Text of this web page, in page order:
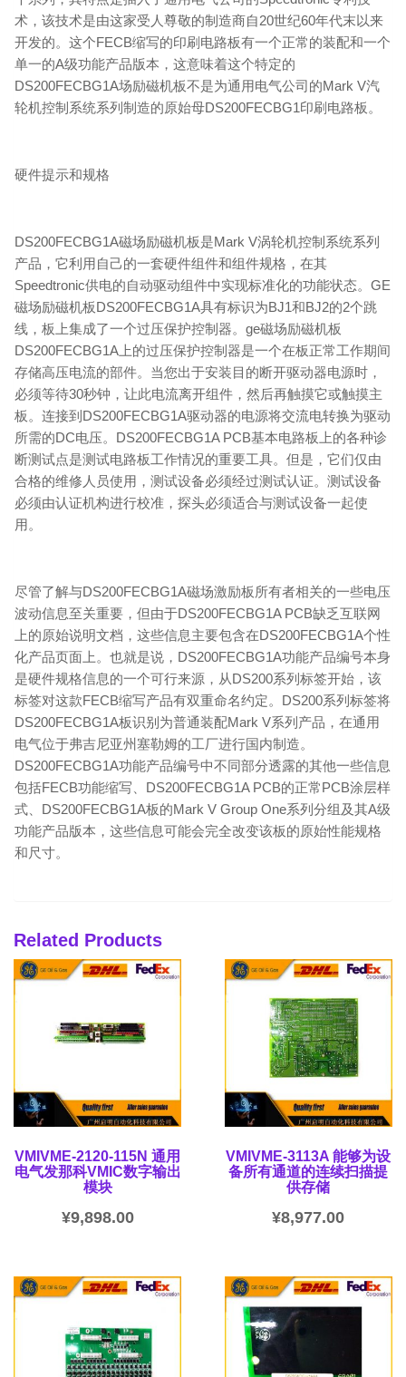
术，该技术是由这家受人尊敬的制造商自20世纪60年代末以来
开发的。这个FECB缩写的印刷电路板有一个正常的装配和一个
单一的A级功能产品版本，这意味着这个特定的
DS200FECBG1A场励磁机板不是为通用电气公司的Mark V汽
轮机控制系统系列制造的原始母DS200FECBG1印刷电路板。
硬件提示和规格
DS200FECBG1A磁场励磁机板是Mark V涡轮机控制系统系列
产品，它利用自己的一套硬件组件和组件规格，在其
Speedtronic供电的自动驱动组件中实现标准化的功能状态。GE
磁场励磁机板DS200FECBG1A具有标识为BJ1和BJ2的2个跳
线，板上集成了一个过压保护控制器。ge磁场励磁机板
DS200FECBG1A上的过压保护控制器是一个在板正常工作期间
存储高压电流的部件。当您出于安装目的断开驱动器电源时，
必须等待30秒钟，让此电流离开组件，然后再触摸它或触摸主
板。连接到DS200FECBG1A驱动器的电源将交流电转换为驱动
所需的DC电压。DS200FECBG1A PCB基本电路板上的各种诊
断测试点是测试电路板工作情况的重要工具。但是，它们仅由
合格的维修人员使用，测试设备必须经过测试认证。测试设备
必须由认证机构进行校准，探头必须适合与测试设备一起使
用。
尽管了解与DS200FECBG1A磁场激励板所有者相关的一些电压
波动信息至关重要，但由于DS200FECBG1A PCB缺乏互联网
上的原始说明文档，这些信息主要包含在DS200FECBG1A个性
化产品页面上。也就是说，DS200FECBG1A功能产品编号本身
是硬件规格信息的一个可行来源，从DS200系列标签开始，该
标签对这款FECB缩写产品有双重命名约定。DS200系列标签将
DS200FECBG1A板识别为普通装配Mark V系列产品，在通用
电气位于弗吉尼亚州塞勒姆的工厂进行国内制造。
DS200FECBG1A功能产品编号中不同部分透露的其他一些信息
包括FECB功能缩写、DS200FECBG1A PCB的正常PCB涂层样
式、DS200FECBG1A板的Mark V Group One系列分组及其A级
功能产品版本，这些信息可能会完全改变该板的原始性能规格
和尺寸。
Related Products
VMIVME-2120-115N 通用
电气发那科VMIC数字输出
模块
¥9,898.00
VMIVME-3113A 能够为设
备所有通道的连续扫描提
供存储
¥8,977.00